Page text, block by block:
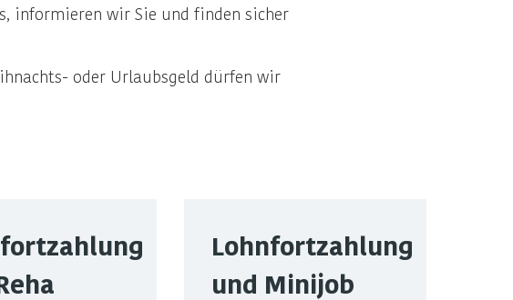
informieren wir Sie und finden sicher
oder Urlaubsgeld dürfen wir
Lohnfortzahlung
und Minijob